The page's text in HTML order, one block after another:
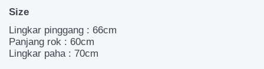
Size
Lingkar pinggang : 66cm
Panjang rok : 60cm
Lingkar paha : 70cm